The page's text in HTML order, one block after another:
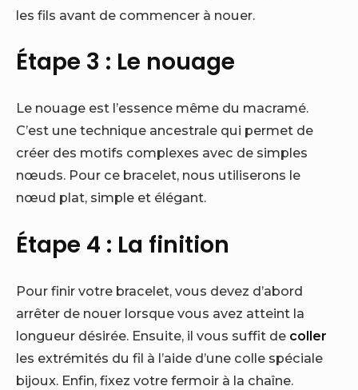
les fils avant de commencer à nouer.
Étape 3 : Le nouage
Le nouage est l’essence même du macramé.
C’est une technique ancestrale qui permet de
créer des motifs complexes avec de simples
nœuds. Pour ce bracelet, nous utiliserons le
nœud plat, simple et élégant.
Étape 4 : La finition
Pour finir votre bracelet, vous devez d’abord
arrêter de nouer lorsque vous avez atteint la
longueur désirée. Ensuite, il vous suffit de coller
les extrémités du fil à l’aide d’une colle spéciale
bijoux. Enfin, fixez votre fermoir à la chaîne.